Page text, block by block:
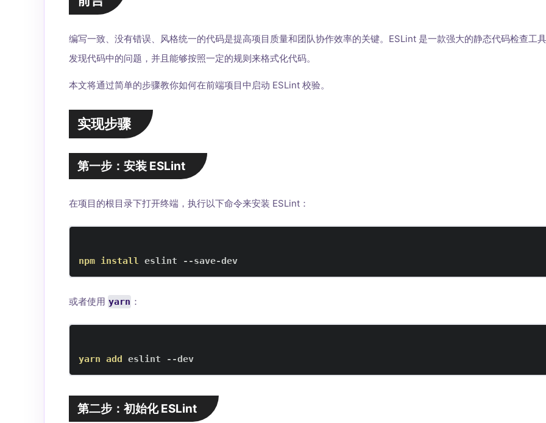
编写一致、没有错误、风格统一的代码是提高项目质量和团队协作效率的关键。ESLint 是一款强大的静态代码检查工
发现代码中的问题，并且能够按照一定的规则来格式化代码。
本文将通过简单的步骤教你如何在前端项目中启动 ESLint 校验。
实现步骤
第一步：安装 ESLint
在项目的根目录下打开终端，执行以下命令来安装 ESLint：
npm install eslint --save-dev
或者使用 yarn ：
yarn add eslint --dev
第二步：初始化 ESLint